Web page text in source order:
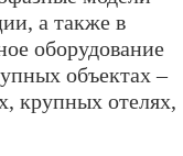
а также в
оборудование
объектах –
крупных отелях,